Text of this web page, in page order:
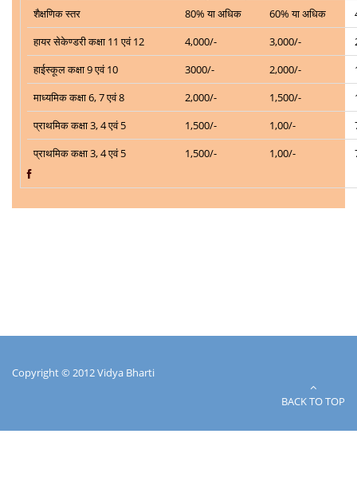
शैक्षणिक स्तर
80% या अधिक 60% या अधिक
हायर सेकेण्डरी कक्षा 11 एवं 12
4,000/- 3,000/-
हाईस्कूल कक्षा 9 एवं 10
3000/- 2,000/-
माध्यमिक कक्षा 6, 7 एवं 8
2,000/- 1,500/-
प्राथमिक कक्षा 3, 4 एवं 5
1,500/- 1,00/-
प्राथमिक कक्षा 3, 4 एवं 5
1,500/- 1,00/-
Copyright © 2012 Vidya Bharti
BACK TO TOP